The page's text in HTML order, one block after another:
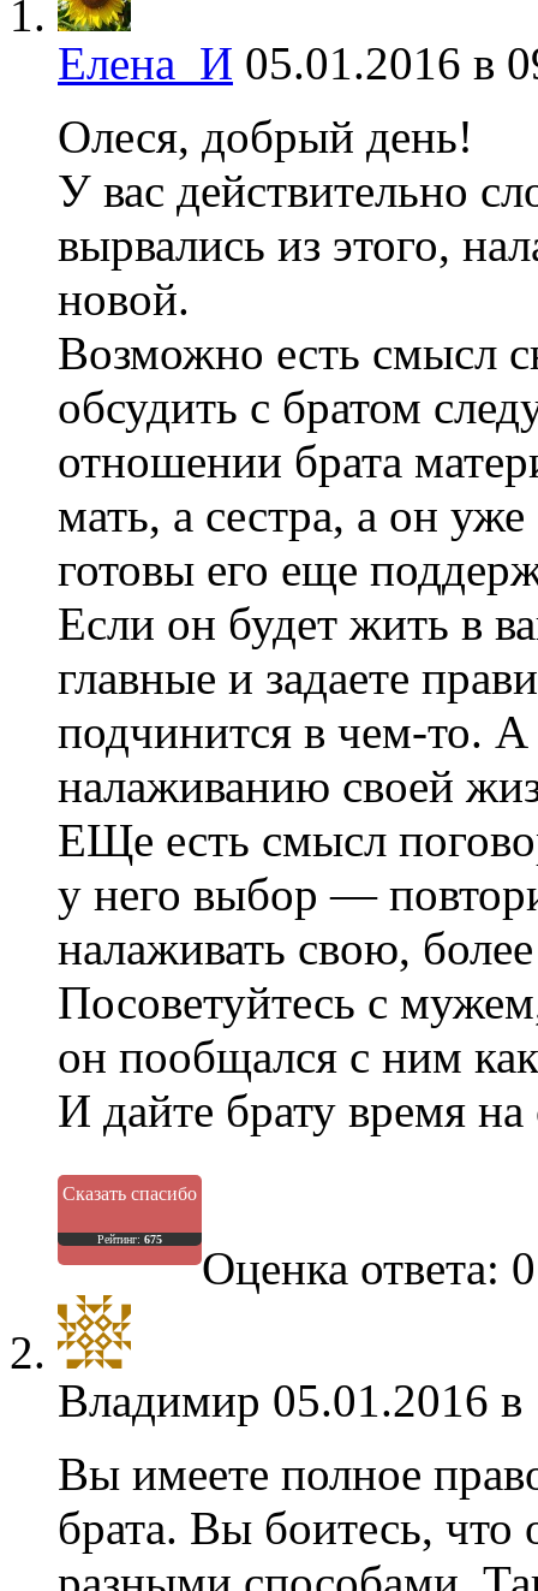
Елена_И 05.01.2016 в
Олеся, добрый день!
У вас действительно
вырвались из этого,
новой.
Возможно есть смысл
обсудить с братом
отношении брата
мать, а сестра, а он
готовы его еще
Если он будет жить в
главные и задаете
подчинится в чем-то. А
налаживанию своей
ЕЩе есть смысл
у него выбор —
налаживать свою,
Посоветуйтесь с
он пообщался с ним
И дайте брату время
Сказать спасибо
Рейтинг: 675
Оценка ответа:
Владимир 05.01.2016
Вы имеете полное
брата. Вы боитесь, что